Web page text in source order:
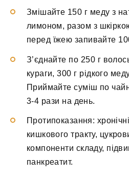
Змішайте 150 г меду з
лимоном, разом з
перед їжею запивайте
З’єднайте по 250 г
кураги, 300 г рідкого
Приймайте суміш по
3-4 рази на день.
Протипоказання:
кишкового тракту,
компоненти складу,
панкреатит.